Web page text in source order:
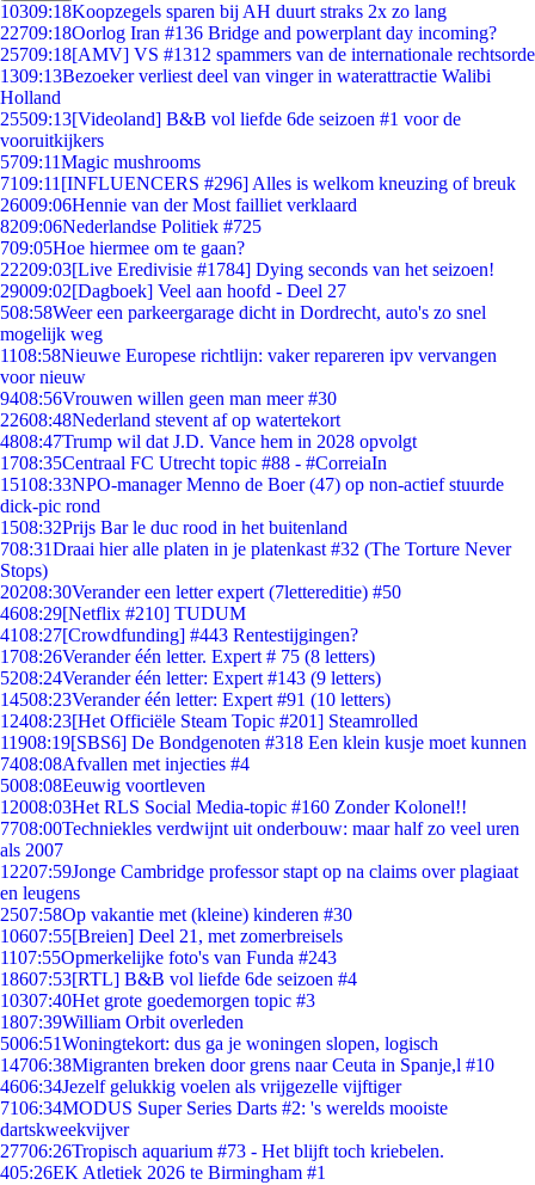
10309:18Koopzegels sparen bij AH duurt straks 2x zo lang
22709:18Oorlog Iran #136 Bridge and powerplant day incoming?
25709:18[AMV] VS #1312 spammers van de internationale rechtsorde
1309:13Bezoeker verliest deel van vinger in waterattractie Walibi
Holland
25509:13[Videoland] B&B vol liefde 6de seizoen #1 voor de
vooruitkijkers
5709:11Magic mushrooms
7109:11 [INFLUENCERS #296] Alles is welkom kneuzing of breuk
26009:06Hennie van der Most failliet verklaard
8209:06Nederlandse Politiek #725
709:05Hoe hiermee om te gaan?
22209:03[Live Eredivisie #1784] Dying seconds van het seizoen!
29009:02[Dagboek] Veel aan hoofd - Deel 27
508:58Weer een parkeergarage dicht in Dordrecht, auto's zo snel
mogelijk weg
1108:58Nieuwe Europese richtlijn: vaker repareren ipv vervangen
voor nieuw
9408:56Vrouwen willen geen man meer #30
22608:48Nederland stevent af op watertekort
4808:47Trump wil dat J.D. Vance hem in 2028 opvolgt
1708:35Centraal FC Utrecht topic #88 - #CorreiaIn
15108:33NPO-manager Menno de Boer (47) op non-actief stuurde
dick-pic rond
1508:32Prijs Bar le duc rood in het buitenland
708:31Draai hier alle platen in je platenkast #32 (The Torture Never
Stops)
20208:30Verander een letter expert (7lettereditie) #50
4608:29[Netflix #210] TUDUM
4108:27[Crowdfunding] #443 Rentestijgingen?
1708:26Verander één letter. Expert # 75 (8 letters)
5208:24Verander één letter: Expert #143 (9 letters)
14508:23Verander één letter: Expert #91 (10 letters)
12408:23[Het Officiële Steam Topic #201] Steamrolled
11908:19[SBS6] De Bondgenoten #318 Een klein kusje moet kunnen
7408:08Afvallen met injecties #4
5008:08Eeuwig voortleven
12008:03Het RLS Social Media-topic #160 Zonder Kolonel!!
7708:00Techniekles verdwijnt uit onderbouw: maar half zo veel uren
als 2007
12207:59Jonge Cambridge professor stapt op na claims over plagiaat
en leugens
2507:58Op vakantie met (kleine) kinderen #30
10607:55[Breien] Deel 21, met zomerbreisels
1107:55Opmerkelijke foto's van Funda #243
18607:53[RTL] B&B vol liefde 6de seizoen #4
10307:40Het grote goedemorgen topic #3
1807:39William Orbit overleden
5006:51Woningtekort: dus ga je woningen slopen, logisch
14706:38Migranten breken door grens naar Ceuta in Spanje,l #10
4606:34Jezelf gelukkig voelen als vrijgezelle vijftiger
7106:34MODUS Super Series Darts #2: 's werelds mooiste
dartskweekvijver
27706:26Tropisch aquarium #73 - Het blijft toch kriebelen.
405:26EK Atletiek 2026 te Birmingham #1